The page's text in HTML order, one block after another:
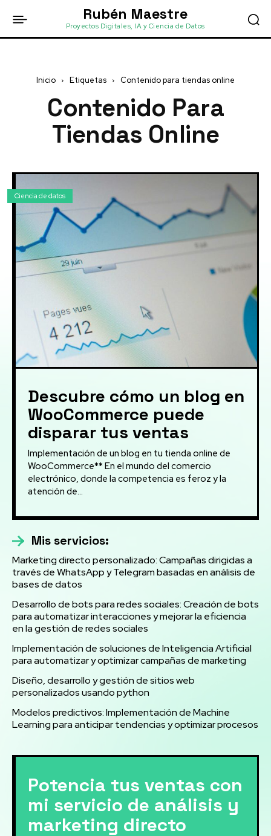
Rubén Maestre
Proyectos Digitales, IA y Ciencia de Datos
Inicio Etiquetas Contenido para tiendas online
Contenido Para
Tiendas Online
Ciencia de datos
Descubre cómo un blog en
WooCommerce puede
disparar tus ventas
Implementación de un blog en tu tienda online de
WooCommerce** En el mundo del comercio
electrónico, donde la competencia es feroz y la
atención de...
Mis servicios:
Marketing directo personalizado: Campañas dirigidas a
través de WhatsApp y Telegram basadas en análisis de
bases de datos
Desarrollo de bots para redes sociales: Creación de bots
para automatizar interacciones y mejorar la eficiencia
en la gestión de redes sociales
Implementación de soluciones de Inteligencia Artificial
para automatizar y optimizar campañas de marketing
Diseño, desarrollo y gestión de sitios web
personalizados usando python
Modelos predictivos: Implementación de Machine
Learning para anticipar tendencias y optimizar procesos
Potencia tus ventas con
mi servicio de análisis y
marketing directo